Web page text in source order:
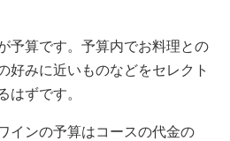
予算です。予算内でお料理との
好みに近いものなどをセレクト
はずです。
インの予算はコースの代金の